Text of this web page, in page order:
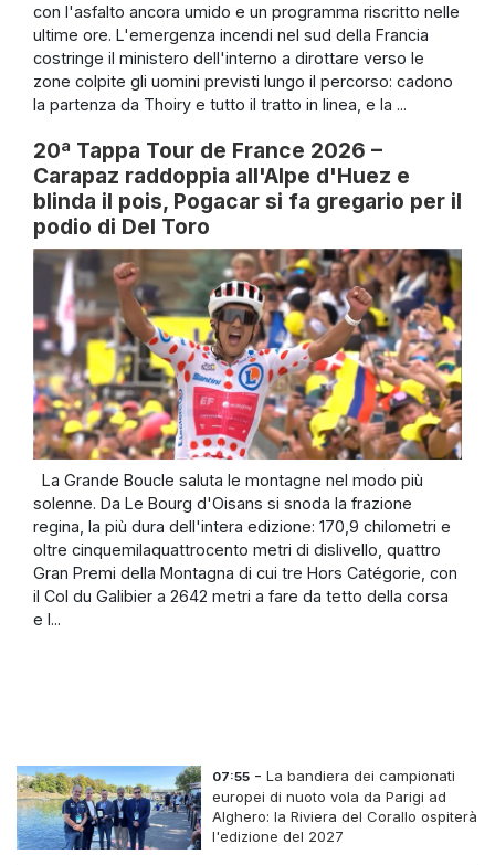
con l'asfalto ancora umido e un programma riscritto nelle
ultime ore. L'emergenza incendi nel sud della Francia
costringe il ministero dell'interno a dirottare verso le
zone colpite gli uomini previsti lungo il percorso: cadono
la partenza da Thoiry e tutto il tratto in linea, e la ...
20ª Tappa Tour de France 2026 –
Carapaz raddoppia all'Alpe d'Huez e
blinda il pois, Pogacar si fa gregario per il
podio di Del Toro
La Grande Boucle saluta le montagne nel modo più
solenne. Da Le Bourg d'Oisans si snoda la frazione
regina, la più dura dell'intera edizione: 170,9 chilometri e
oltre cinquemilaquattrocento metri di dislivello, quattro
Gran Premi della Montagna di cui tre Hors Catégorie, con
il Col du Galibier a 2642 metri a fare da tetto della corsa
e l...
07:55 -La bandiera dei campionati
europei di nuoto vola da Parigi ad
Alghero: la Riviera del Corallo ospiterà
l'edizione del 2027